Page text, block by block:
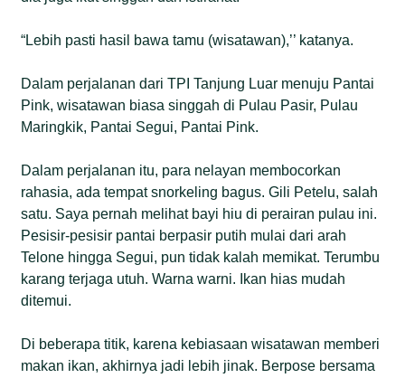
“Lebih pasti hasil bawa tamu (wisatawan),’’ katanya.
Dalam perjalanan dari TPI Tanjung Luar menuju Pantai
Pink, wisatawan biasa singgah di Pulau Pasir, Pulau
Maringkik, Pantai Segui, Pantai Pink.
Dalam perjalanan itu, para nelayan membocorkan
rahasia, ada tempat snorkeling bagus. Gili Petelu, salah
satu. Saya pernah melihat bayi hiu di perairan pulau ini.
Pesisir-pesisir pantai berpasir putih mulai dari arah
Telone hingga Segui, pun tidak kalah memikat. Terumbu
karang terjaga utuh. Warna warni. Ikan hias mudah
ditemui.
Di beberapa titik, karena kebiasaan wisatawan memberi
makan ikan, akhirnya jadi lebih jinak. Berpose bersama